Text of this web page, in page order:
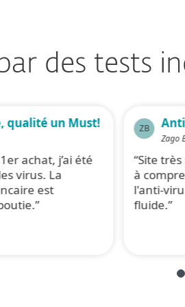
des tests
qualité un Must!
achat, j’ai été
virus. La
est
ZB
Zago
Site
à
l'anti-
fluide.